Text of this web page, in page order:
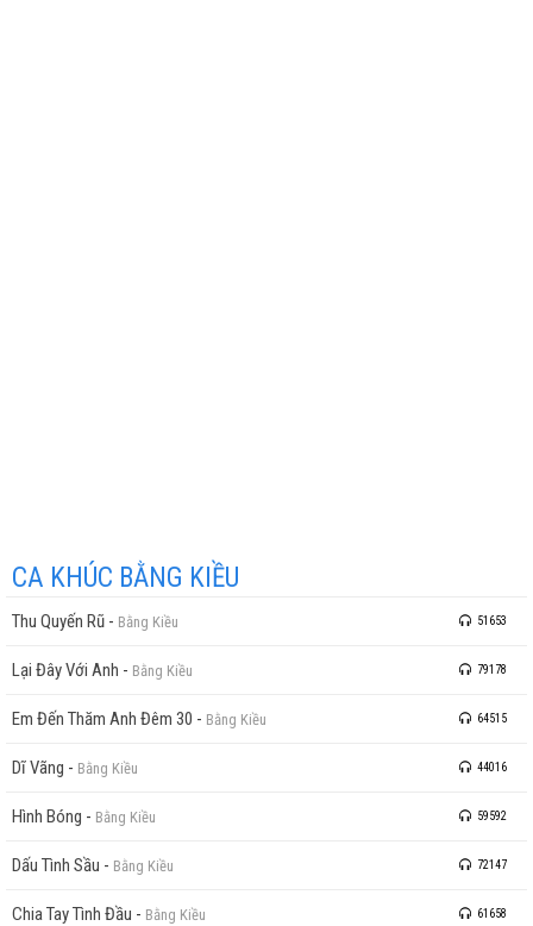
CA KHÚC BẰNG KIỀU
Thu Quyến Rũ - Bằng Kiều 51653
Lại Đây Với Anh - Bằng Kiều 79178
Em Đến Thăm Anh Đêm 30 - Bằng Kiều 64515
Dĩ Vãng - Bằng Kiều 44016
Hình Bóng - Bằng Kiều 59592
Dấu Tình Sầu - Bằng Kiều 72147
Chia Tay Tình Đầu - Bằng Kiều 61658